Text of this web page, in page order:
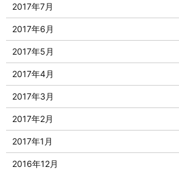
2017年7月
2017年6月
2017年5月
2017年4月
2017年3月
2017年2月
2017年1月
2016年12月